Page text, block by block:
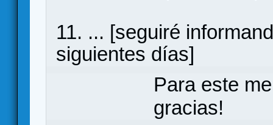
11. ... [seguiré
siguientes días]
Para este
gracias!